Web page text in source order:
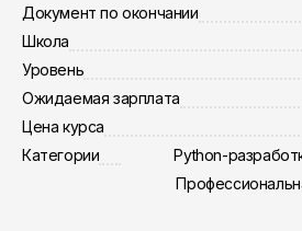
Документ по окончании
Школа
Уровень
Ожидаемая зарплата
Цена курса
Категории
Python-